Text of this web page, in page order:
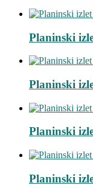
Planinski
Planinski
Planinski
Planinski